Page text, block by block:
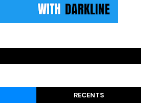
RECENTS